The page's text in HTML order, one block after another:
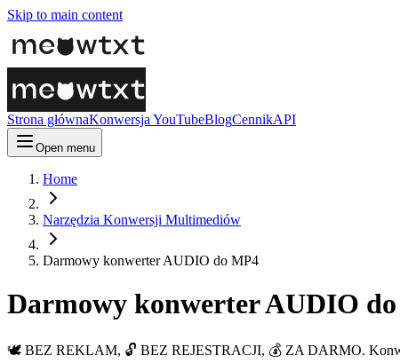
Skip to main content
Strona głównaKonwersja YouTubeBlogCennikAPI
Open menu
Home
Narzędzia Konwersji Multimediów
Darmowy konwerter AUDIO do MP4
Darmowy konwerter AUDIO
🕊️ BEZ REKLAM, 🔓 BEZ REJESTRACJI, 💰 ZA DARMO.